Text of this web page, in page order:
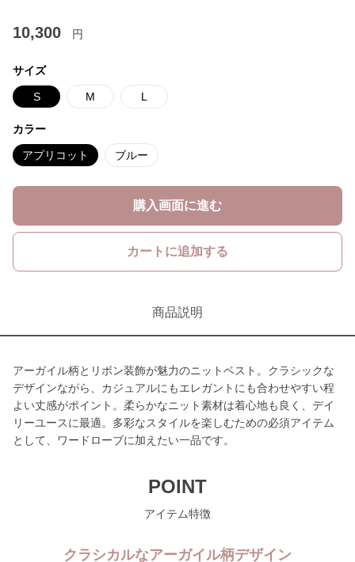
10,300 円
サイズ
S M L
カラー
アプリコット ブルー
購入画面に進む
カートに追加する
商品説明
アーガイル柄とリボン装飾が魅力のニットベスト。クラシックな
デザインながら、カジュアルにもエレガントにも合わせやすい程
よい丈感がポイント。柔らかなニット素材は着心地も良く、デイ
リーユースに最適。多彩なスタイルを楽しむための必須アイテム
として、ワードローブに加えたい一品です。
POINT
アイテム特徴
クラシカルなアーガイル柄デザイン